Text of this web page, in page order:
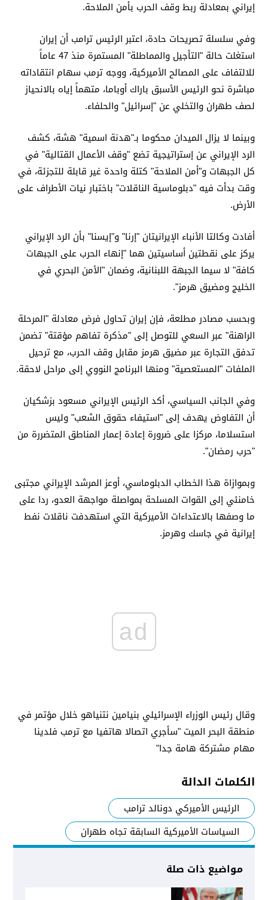
إيراني بمعادلة ربط وقف الحرب بأمن الملاحة.
وفي سلسلة تصريحات حادة، اعتبر الرئيس ترامب أن إيران
استغلت حالة "التأجيل والمماطلة" المستمرة منذ 47 عاماً
للالتفاف على المصالح الأميركية، ووجه ترمب سهام انتقاداته
مباشرة نحو الرئيس الأسبق باراك أوباما، متهماً إياه بالانحياز
لصف طهران والتخلي عن "إسرائيل" والحلفاء.
وبينما لا يزال الميدان محكوما بـ"هدنة اسمية" هشة، كشف
الرد الإيراني عن إستراتيجية تضع "وقف الأعمال القتالية" في
كل الجبهات و"أمن الملاحة" كتلة واحدة غير قابلة للتجزئة، في
وقت بدأت فيه "دبلوماسية الناقلات" باختبار نيات الأطراف على
الأرض.
أفادت وكالتا الأنباء الإيرانيتان "إرنا" و"إيسنا" بأن الرد الإيراني
يركز على نقطتين أساسيتين هما "إنهاء الحرب على الجبهات
كافة" لا سيما الجبهة اللبنانية، وضمان "الأمن البحري في
الخليج ومضيق هرمز".
وبحسب مصادر مطلعة، فإن إيران تحاول فرض معادلة "المرحلة
الراهنة" عبر السعي للتوصل إلى "مذكرة تفاهم مؤقتة" تضمن
تدفق التجارة عبر مضيق هرمز مقابل وقف الحرب، مع ترحيل
الملفات "المستعصية" ومنها البرنامج النووي إلى مراحل لاحقة.
وفي الجانب السياسي، أكد الرئيس الإيراني مسعود بزشكيان
أن التفاوض يهدف إلى "استيفاء حقوق الشعب" وليس
استسلاما، مركزا على ضرورة إعادة إعمار المناطق المتضررة من
"حرب رمضان".
وبموازاة هذا الخطاب الدبلوماسي، أوعز المرشد الإيراني مجتبى
خامنئي إلى القوات المسلحة بمواصلة مواجهة العدو، ردا على
ما وصفها بالاعتداءات الأميركية التي استهدفت ناقلات نفط
إيرانية في جاسك وهرمز.
ad
وقال رئيس الوزراء الإسرائيلي بنيامين نتنياهو خلال مؤتمر في
منطقة البحر الميت "سأجري اتصالا هاتفيا مع ترمب فلدينا
مهام مشتركة هامة جدا"
الكلمات الدالة
الرئيس الأميركي دونالد ترامب
السياسات الأميركية السابقة تجاه طهران
مواضيع ذات صلة